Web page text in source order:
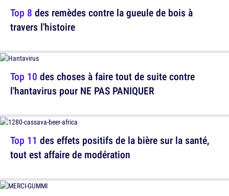
Top 8 des remèdes contre la gueule de bois à
travers l'histoire
Top 11 des effets positifs de la bière sur la santé,
tout est affaire de modération
Top 10 des choses à faire tout de suite contre
l'hantavirus pour NE PAS PANIQUER